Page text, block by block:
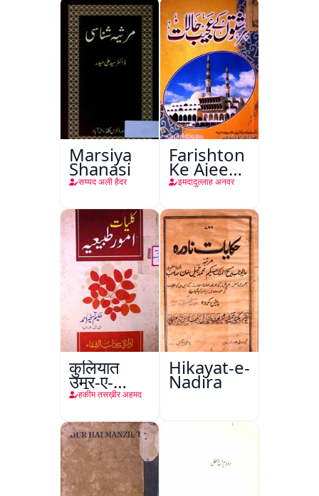
Ishariya
Marsiya
Shanasi
सय्यद अली हैदर
Farishton
Ke Ajeeb
Halat
इमदादुल्लाह अनवर
कुलियात
उमूर-ए-
तबीइया
हकीम तसख़ीर अहमद
Hikayat-e-
Nadira